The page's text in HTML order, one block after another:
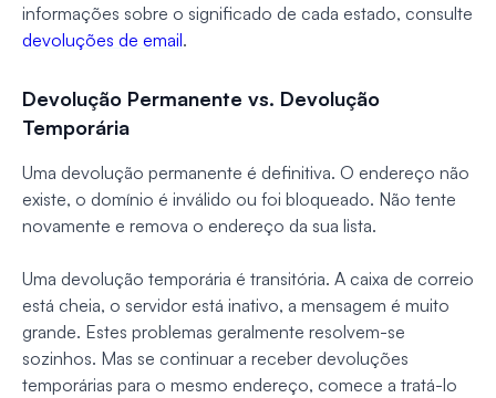
informações sobre o significado de cada estado, consulte
devoluções de email.
Devolução Permanente vs. Devolução
Temporária
Uma devolução permanente é definitiva. O endereço não
existe, o domínio é inválido ou foi bloqueado. Não tente
novamente e remova o endereço da sua lista.
Uma devolução temporária é transitória. A caixa de correio
está cheia, o servidor está inativo, a mensagem é muito
grande. Estes problemas geralmente resolvem-se
sozinhos. Mas se continuar a receber devoluções
temporárias para o mesmo endereço, comece a tratá-lo